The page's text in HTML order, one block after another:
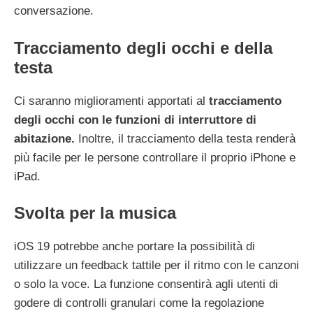
conversazione.
Tracciamento degli occhi e della
testa
Ci saranno miglioramenti apportati al tracciamento
degli occhi con le funzioni di interruttore di
abitazione. Inoltre, il tracciamento della testa renderà
più facile per le persone controllare il proprio iPhone e
iPad.
Svolta per la musica
iOS 19 potrebbe anche portare la possibilità di
utilizzare un feedback tattile per il ritmo con le canzoni
o solo la voce. La funzione consentirà agli utenti di
godere di controlli granulari come la regolazione